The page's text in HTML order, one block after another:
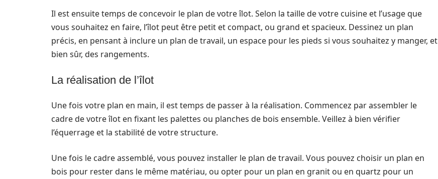
Il est ensuite temps de concevoir le plan de votre îlot. Selon la taille de votre cuisine et l’usage que
vous souhaitez en faire, l’îlot peut être petit et compact, ou grand et spacieux. Dessinez un plan
précis, en pensant à inclure un plan de travail, un espace pour les pieds si vous souhaitez y manger, et
bien sûr, des rangements.
La réalisation de l’îlot
Une fois votre plan en main, il est temps de passer à la réalisation. Commencez par assembler le
cadre de votre îlot en fixant les palettes ou planches de bois ensemble. Veillez à bien vérifier
l’équerrage et la stabilité de votre structure.
Une fois le cadre assemblé, vous pouvez installer le plan de travail. Vous pouvez choisir un plan en
bois pour rester dans le même matériau, ou opter pour un plan en granit ou en quartz pour un